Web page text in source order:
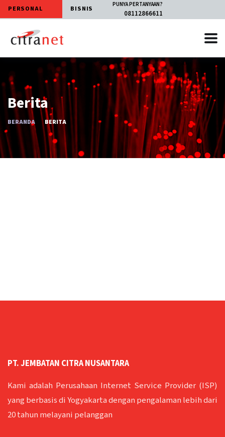
PERSONAL BISNIS PUNYA PERTANYAAN?
08112866611
Berita
BERANDA BERITA
PT. JEMBATAN CITRA NUSANTARA
Kami adalah Perusahaan Internet Service Provider (ISP)
yang berbasis di Yogyakarta dengan pengalaman lebih dari
20 tahun melayani pelanggan